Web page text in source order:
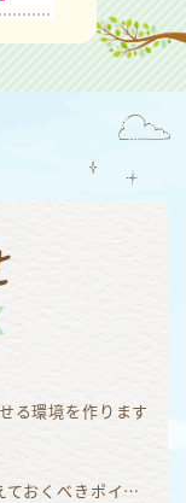
る環境を作ります
世界に1つだけの注文住宅を作るときに抑えておくべきポイントは？